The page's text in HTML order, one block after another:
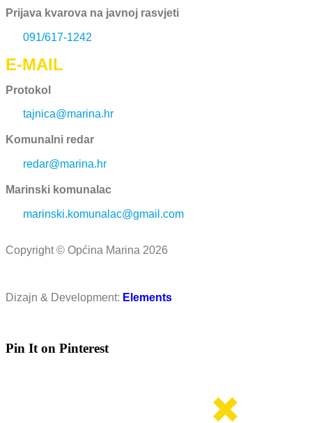
Prijava kvarova na javnoj rasvjeti
091/617-1242
E-MAIL
Protokol
tajnica@marina.hr
Komunalni redar
redar@marina.hr
Marinski komunalac
marinski.komunalac@gmail.com
Copyright © Općina Marina 2026
Dizajn & Development: Elements
Pin It on Pinterest